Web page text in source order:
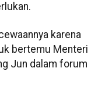
karena
bertemu Menteri
Jun dalam forum